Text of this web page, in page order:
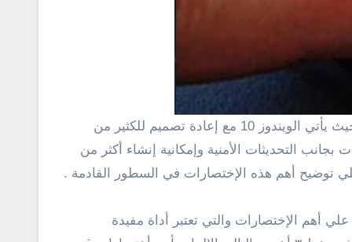
التحديثات الأمنية وإمكانية إنشاء أكثر من
نركز هنا علي أهم الإختصارات والتي تعتبر أداة مفيدة